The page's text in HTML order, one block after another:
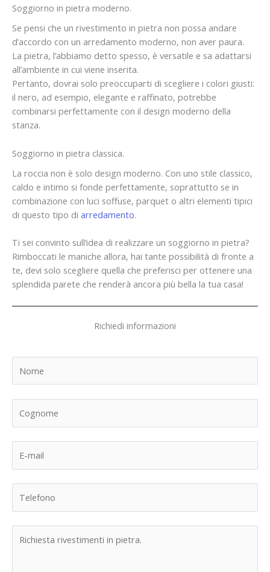
Soggiorno in pietra moderno.
Se pensi che un rivestimento in pietra non possa andare
d’accordo con un arredamento moderno, non aver paura.
La pietra, l’abbiamo detto spesso, è versatile e sa adattarsi
all’ambiente in cui viene inserita.
Pertanto, dovrai solo preoccuparti di scegliere i colori giusti:
il nero, ad esempio, elegante e raffinato, potrebbe
combinarsi perfettamente con il design moderno della
stanza.
Soggiorno in pietra classica.
La roccia non è solo design moderno. Con uno stile classico,
caldo e intimo si fonde perfettamente, soprattutto se in
combinazione con luci soffuse, parquet o altri elementi tipici
di questo tipo di arredamento.
Ti sei convinto sull’idea di realizzare un soggiorno in pietra?
Rimboccati le maniche allora, hai tante possibilità di fronte a
te, devi solo scegliere quella che preferisci per ottenere una
splendida parete che renderà ancora più bella la tua casa!
Richiedi informazioni